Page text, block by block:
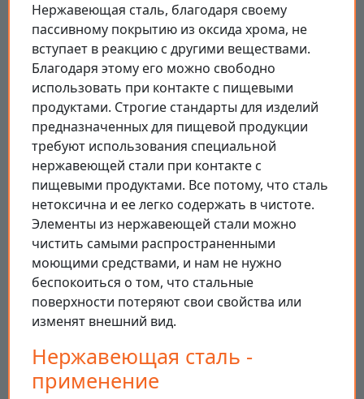
Нержавеющая сталь, благодаря своему
пассивному покрытию из оксида хрома, не
вступает в реакцию с другими веществами.
Благодаря этому его можно свободно
использовать при контакте с пищевыми
продуктами. Строгие стандарты для изделий
предназначенных для пищевой продукции
требуют использования специальной
нержавеющей стали при контакте с
пищевыми продуктами. Все потому, что сталь
нетоксична и ее легко содержать в чистоте.
Элементы из нержавеющей стали можно
чистить самыми распространенными
моющими средствами, и нам не нужно
беспокоиться о том, что стальные
поверхности потеряют свои свойства или
изменят внешний вид.
Нержавеющая сталь -
применение